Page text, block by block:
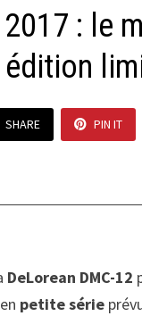
: le
SHARE PIN IT
DeLorean DMC-12
petite série